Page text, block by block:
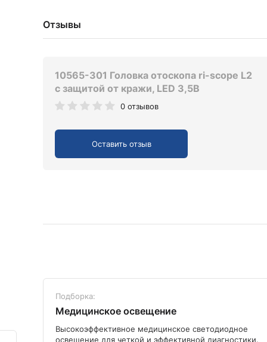
Отзывы
10565-301 Головка отоскопа ri-scope L2
с защитой от кражи, LED 3,5В
0 отзывов
Оставить отзыв
Подборка:
Медицинское освещение
Высокоэффективное медицинское светодиодное
освещение для четкой и эффективной диагностики.